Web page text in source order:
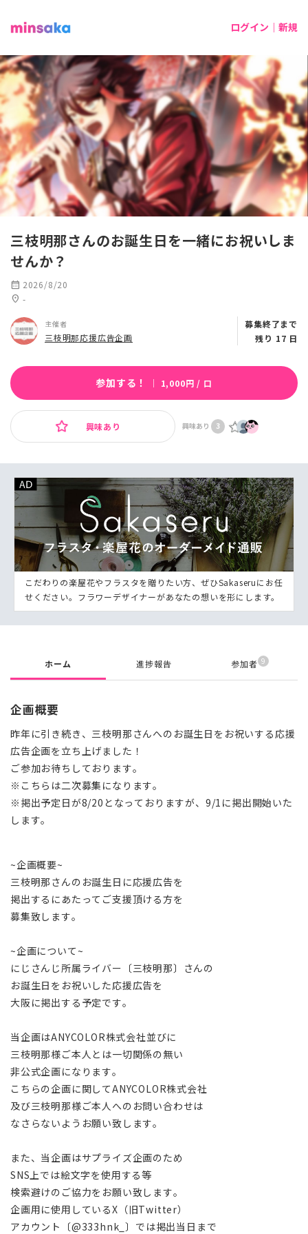
ログイン｜新規
三枝明那さんのお誕生日を一緒にお祝いしま
せんか？
calendar_month 2026/8/20
location_on -
主催者
三枝明那応援広告企画
募集終了まで
残り 17 日
参加する！ ｜ 1,000円 / 口
興味あり 興味あり 3
こだわりの楽屋花やフラスタを贈りたい方、ぜひSakaseruにお任
せください。フラワーデザイナーがあなたの想いを形にします。
ホーム 進捗報告 参加者 9
企画概要
昨年に引き続き、三枝明那さんへのお誕生日をお祝いする応援
広告企画を立ち上げました！
ご参加お待ちしております。
※こちらは二次募集になります。
※掲出予定日が8/20となっておりますが、9/1に掲出開始いた
します。
~企画概要~
三枝明那さんのお誕生日に応援広告を
掲出するにあたってご支援頂ける方を
募集致します。
~企画について~
にじさんじ所属ライバー〔三枝明那〕さんの
お誕生日をお祝いした応援広告を
大阪に掲出する予定です。
当企画はANYCOLOR株式会社並びに
三枝明那様ご本人とは一切関係の無い
非公式企画になります。
こちらの企画に関してANYCOLOR株式会社
及び三枝明那様ご本人へのお問い合わせは
なさらないようお願い致します。
また、当企画はサプライズ企画のため
SNS上では絵文字を使用する等
検索避けのご協力をお願い致します。
企画用に使用しているX（旧Twitter）
アカウント〔@333hnk_〕では掲出当日まで